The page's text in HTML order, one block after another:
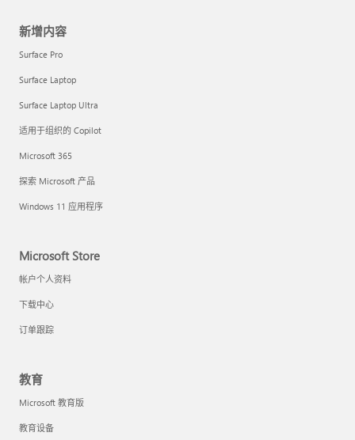
新增内容
Surface Pro
Surface Laptop
Surface Laptop Ultra
适用于组织的 Copilot
Microsoft 365
探索 Microsoft 产品
Windows 11 应用程序
Microsoft Store
帐户个人资料
下载中心
订单跟踪
教育
Microsoft 教育版
教育设备